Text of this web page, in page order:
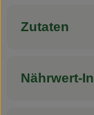
Zutaten
Nährwert-